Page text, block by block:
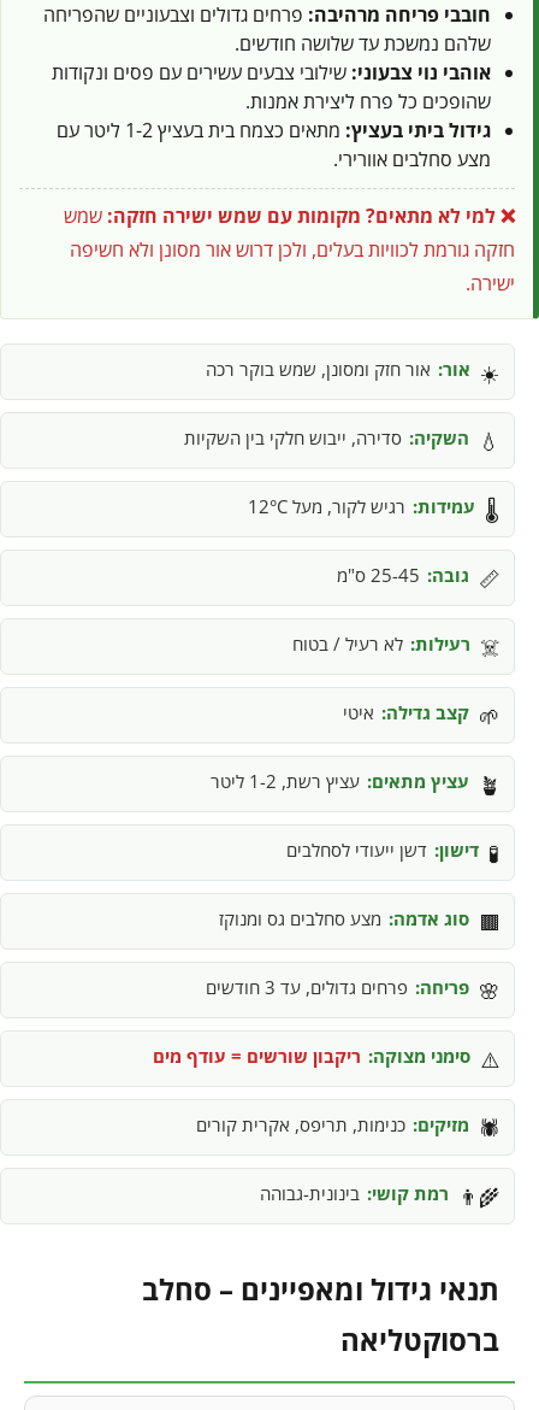
חובבי פריחה מרהיבה: פרחים גדולים וצבעוניים שהפריחה
שלהם נמשכת עד שלושה חודשים.
אוהבי נוי צבעוני: שילובי צבעים עשירים עם פסים ונקודות
שהופכים כל פרח ליצירת אמנות.
גידול ביתי בעציץ:
מתאים כצמח בית בעציץ 1-2 ליטר עם
מצע סחלבים אוורירי.
❌ למי לא מתאים? מקומות עם שמש ישירה חזקה: שמש
חזקה גורמת לכוויות בעלים, ולכן דרוש אור מסונן ולא חשיפה
ישירה.
☀️ אור: אור חזק ומסונן, שמש בוקר רכה
💧 השקיה: סדירה, ייבוש חלקי בין השקיות
🌡️ עמידות: רגיש לקור, מעל 12°C
📏 גובה: 25-45 ס"מ
☠️ רעילות: לא רעיל / בטוח
🌱 קצב גדילה: איטי
🪴 עציץ מתאים: עציץ רשת, 1-2 ליטר
🧪 דישון: דשן ייעודי לסחלבים
🟫 סוג אדמה: מצע סחלבים גס ומנוקז
🌸 פריחה: פרחים גדולים, עד 3 חודשים
⚠️ סימני מצוקה: ריקבון שורשים = עודף מים
🕷️ מזיקים: כנימות, תריפס, אקרית קורים
👨‍🌾 רמת קושי: בינונית-גבוהה
תנאי גידול ומאפיינים – סחלב
ברסוקטליאה